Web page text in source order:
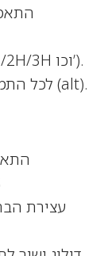
כל הדפים באתר בעלי מבנה קבוע (1H/2H/3H וכו’).
לכל התמונות באתר יש הסבר טקסטואלי חלופי (alt).
עצירת